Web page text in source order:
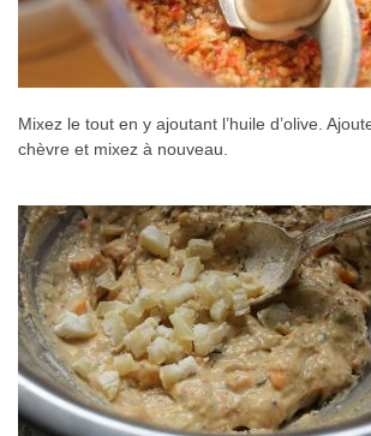
Mixez le tout en y ajoutant l’huile d’olive.
chèvre et mixez à nouveau.